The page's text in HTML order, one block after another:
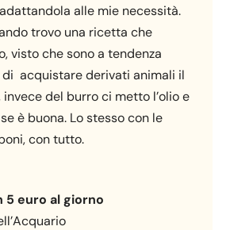
alle mie necessità.
trovo una ricetta che
visto che sono a tendenza
di acquistare derivati animali il
del burro ci metto l’olio e
è buona. Lo stesso con le
con tutto.
5 euro al giorno